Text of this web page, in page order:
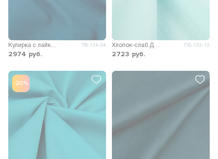
ТВ-124-34
2974 руб.
ПБ-133-12
2723 руб.
-20%